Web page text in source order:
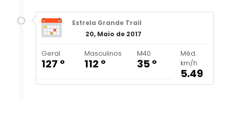
Estrela Grande Trail
20, Maio de 2017
Geral
127 º
Masculinos
112 º
M40
35 º
Méd.
km/h
5.49